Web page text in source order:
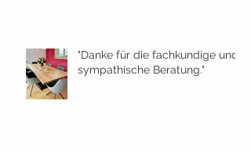
"Danke für die fachkundige und
sympathische Beratung."